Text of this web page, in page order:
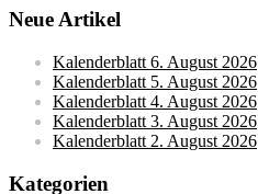
Neue Artikel
Kalenderblatt 6. August 2026
Kalenderblatt 5. August 2026
Kalenderblatt 4. August 2026
Kalenderblatt 3. August 2026
Kalenderblatt 2. August 2026
Kategorien